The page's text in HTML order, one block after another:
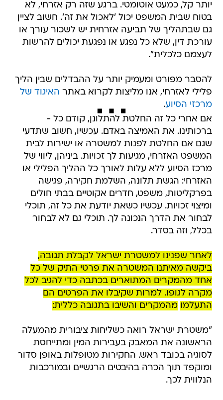
יותר קל, כמעט אוטומטי. ברגע שזה רק אזרחי, לא
בטוח שבית המשפט יכול 'לאכול את זה'. חשוב לציין
גם שבתהליך של תביעה אזרחית יש לשכור עורך או
עורכת דין, שלא כל נפגע או נפגעת יכולים להרשות
לעצמם כלכלית".
להסבר מפורט ומעמיק יותר על ההבדלים שבין הליך
פלילי לאזרחי, אנו מליצות לקרוא באתר האיגוד של
מרכזי הסיוע.
אם אחרי כל זה החלטת להתלונן, קודם כל -
ברכותינו. את האמיצה באדם. עכשיו, חשוב שתדעי
שגם אם החלטת לפנות למשטרה או ישירות לבית
המשפט האזרחי, מגיעות לך זכויות. ביניהן, ליווי של
מרכז הסיוע ללא עלות לאורך כל ההליך הפלילי או
האזרחי: הגשת תלונה, השלמת חקירה, פגישה
בפרקליטות, משפט, חדרים אקוטיים בבתי חולים
ומיצוי זכויות. עכשיו כשאת יודעת את כל זה, תוכלי
לבחור את הדרך הנכונה לך. תוכלי גם לא לבחור
בכלל, וזה בסדר.
לאחר שפנינו למשטרת ישראל לקבלת תגובה,
ביקשה מאיתנו המשטרה את פרטי התיק של כל
אחד מהמקרים המתוארים בכתבה כדי להגיב לכל
מקרה לגופו. למרות שקיבלו את הפרטים הם
התעלמו מהמקרים והשיבו בתגובה כללית:
"משטרת ישראל רואה כשליחות ציבורית מהמעלה
הראשונה את המאבק בעבירות המין ומתייחסת
לסוגיה בכובד ראש. החקירות מטופלות באופן סדור
ומוקפד תוך הכרה בהיבטים הרגשיים ובמורכבות
הנלווית לכך.